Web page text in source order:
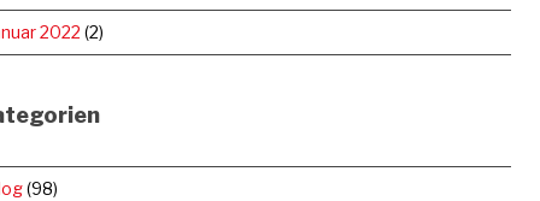
2022 (2)
(98)